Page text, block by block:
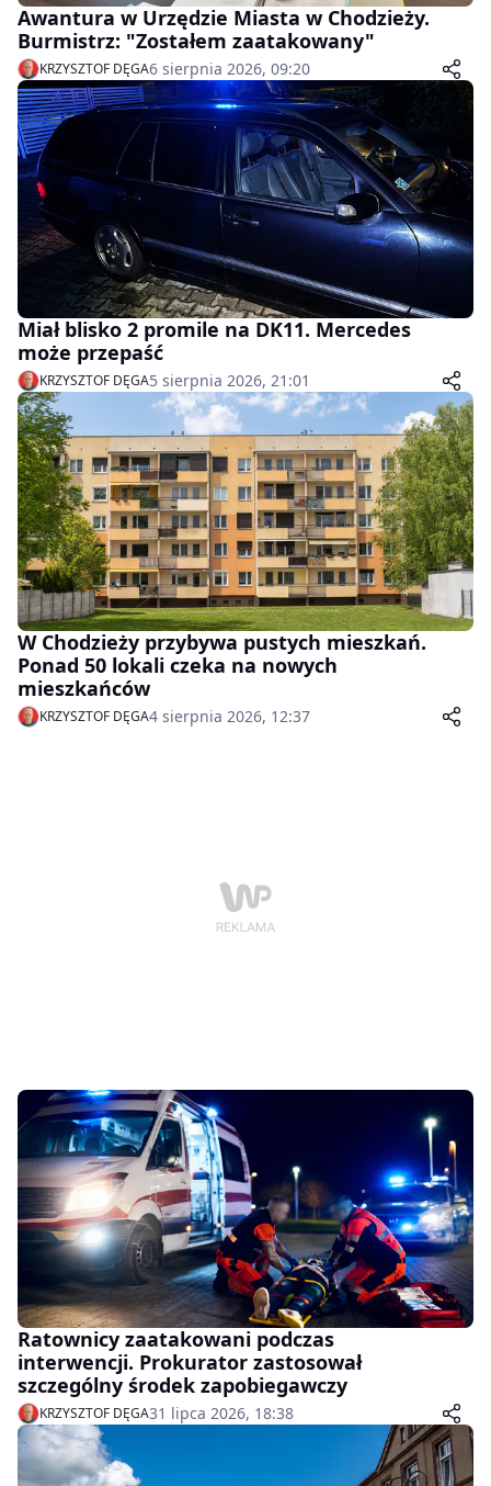
Awantura w Urzędzie Miasta w Chodzieży.
Burmistrz: "Zostałem zaatakowany"
KRZYSZTOF DĘGA6 sierpnia 2026, 09:20
Miał blisko 2 promile na DK11. Mercedes
może przepaść
KRZYSZTOF DĘGA5 sierpnia 2026, 21:01
W Chodzieży przybywa pustych mieszkań.
Ponad 50 lokali czeka na nowych
mieszkańców
KRZYSZTOF DĘGA4 sierpnia 2026, 12:37
Ratownicy zaatakowani podczas
interwencji. Prokurator zastosował
szczególny środek zapobiegawczy
KRZYSZTOF DĘGA31 lipca 2026, 18:38